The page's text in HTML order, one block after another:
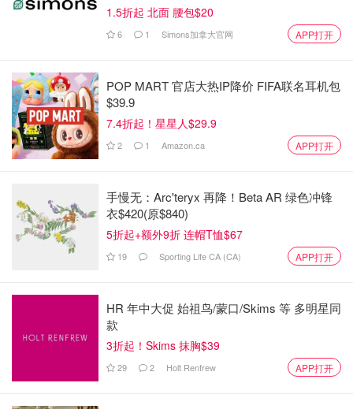
Hexagon 位于历史悠久的奥克维尔市中心，是一家现代餐
厅，提供品尝菜单和单点晚餐。与之相得益彰的是精心挑选
的酒单和真诚的待客之道。
地址：210 Lakeshore Rd E, Oakville, ON L6M 3R7
The Pine（Creemore）*新晋
1.5折起 北面 腰包$20
6 1 Simons加拿大官网 APP打开
POP MART 官店大热IP降价 FIFA联名耳机包
$39.9
7.4折起！星星人$29.9
2 1 Amazon.ca APP打开
手慢无：Arc'teryx 再降！Beta AR 绿色冲锋
衣$420(原$840)
5折起+额外9折 连帽T恤$67
19 Sporting Life CA (CA) APP打开
HR 年中大促 始祖鸟/蒙口/Skims 等 多明星同
款
3折起！Skims 抹胸$39
29 2 Holt Renfrew APP打开